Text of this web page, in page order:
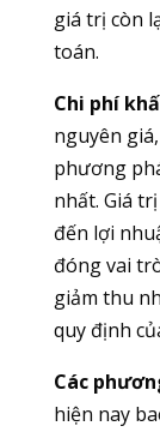
giá trị còn
toán.
Chi phí
nguyên
phương
nhất. Giá
đến lợi
đóng vai
giảm thu
quy định
Các
hiện nay